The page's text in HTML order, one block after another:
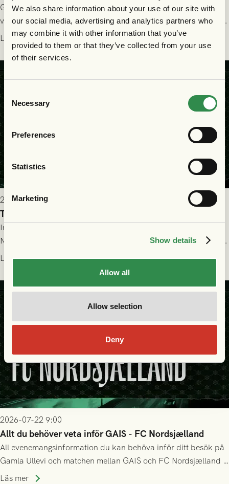
We also share information about your use of our site with
our social media, advertising and analytics partners who
may combine it with other information that you’ve
provided to them or that they’ve collected from your use
of their services.
Selection
Necessary
Preferences
Statistics
Marketing
Show details
Allow all
Allow selection
Deny
GAIS dominerade i första halvlek och skapade fler chanser,
välförtjänt fick de in ett ledningsmål strax innan halvtid. Efter
halvtidsvilan sjönk tempot när Nordsjälland tilläts ha mer av
bollen, men GAIS försvarade sig disciplinerat och säkrade en
seger! Matchfoto: Mikael Josefsson & Lasse Ekström
Läs mer
2026-07-22 19:00
Truppen till GAIS - FC Nordsjælland 23/7
Imorgon torsdag spelar GAIS herrar hemma mot FC
Nordsjælland på Gamla Ullevi med avspark kl 19.00! Fredrik
Holmberg och ledarstaben har tagit ut följande trupp till
Läs mer
2026-07-22 9:00
Allt du behöver veta inför GAIS - FC Nordsjælland
All evenemangsinformation du kan behöva inför ditt besök på
Gamla Ullevi och matchen mellan GAIS och FC Nordsjælland i
kvalet till Conference League! Avspark kl 19.00 på torsdag
Läs mer